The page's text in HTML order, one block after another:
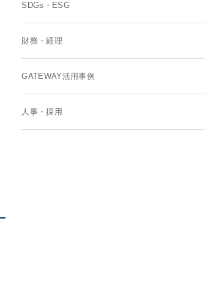
SDGs・ESG
財務・経理
GATEWAY活用事例
人事・採用